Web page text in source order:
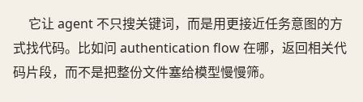
它让 agent 不只搜关键词，而是用更接近任务意图的方
式找代码。比如问 authentication flow 在哪，返回相关代
码片段，而不是把整份文件塞给模型慢慢筛。